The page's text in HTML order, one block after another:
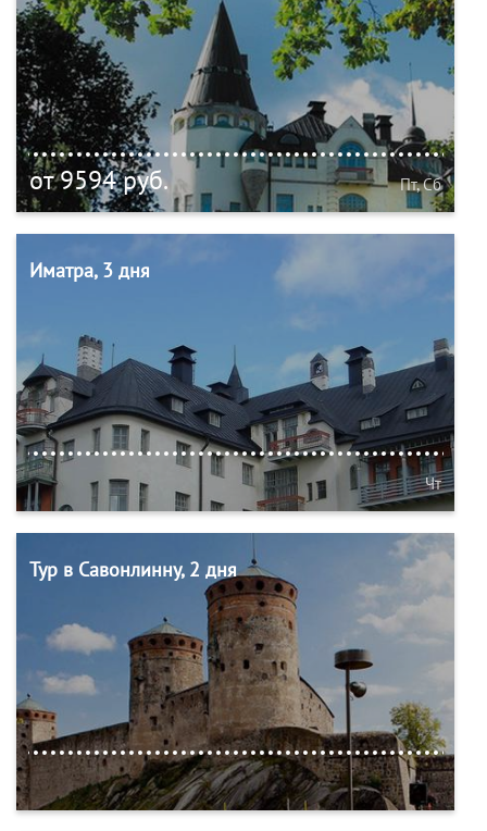
от 9594 руб. Пт, Сб
Иматра, 3 дня
Чт
Тур в Савонлинну, 2 дня